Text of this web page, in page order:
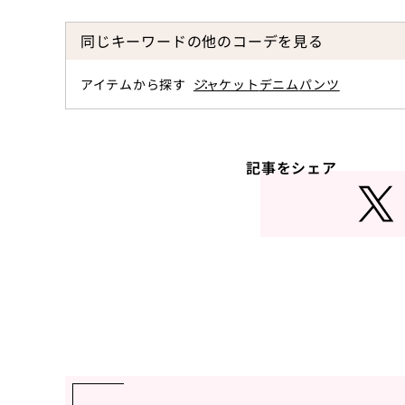
同じキーワードの他のコーデを見る
アイテムから探す ジャケット デニムパンツ
記事をシェア